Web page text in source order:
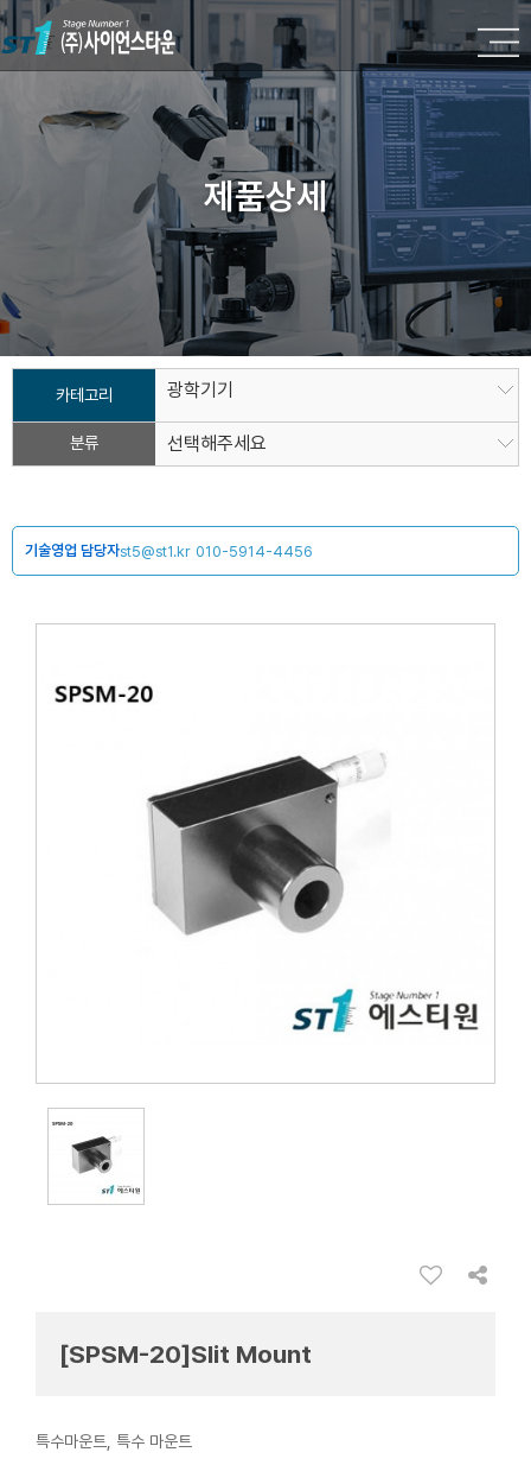
제품상세
카테고리 광학기기
분류 선택해주세요
기술영업 담당자st5@st1.kr 010-5914-4456
[SPSM-20]Slit Mount
특수마운트, 특수 마운트